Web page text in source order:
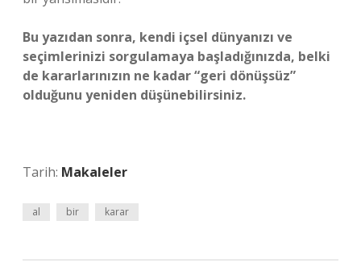
Bu yazıdan sonra, kendi içsel dünyanızı ve
seçimlerinizi sorgulamaya başladığınızda, belki
de kararlarınızın ne kadar “geri dönüşsüz”
olduğunu yeniden düşünebilirsiniz.
Tarih: Makaleler
al bir karar